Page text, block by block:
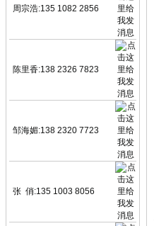
周宗浩:135 1082 2856
陈里香:138 2326 7823
邹海媚:138 2320 7723
张 俏:135 1003 8056